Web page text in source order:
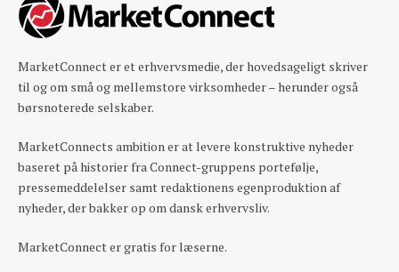
MarketConnect er et erhvervsmedie, der hovedsageligt skriver
til og om små og mellemstore virksomheder – herunder også
børsnoterede selskaber.
MarketConnects ambition er at levere konstruktive nyheder
baseret på historier fra Connect-gruppens portefølje,
pressemeddelelser samt redaktionens egenproduktion af
nyheder, der bakker op om dansk erhvervsliv.
MarketConnect er gratis for læserne.